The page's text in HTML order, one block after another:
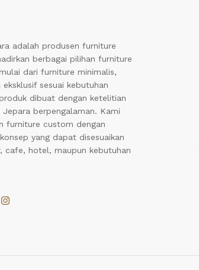
adalah produsen furniture
berbagai pilihan furniture
dari furniture minimalis,
eksklusif sesuai kebutuhan
dibuat dengan ketelitian
berpengalaman. Kami
furniture custom dengan
yang dapat disesuaikan
cafe, hotel, maupun kebutuhan